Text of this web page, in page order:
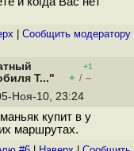
Cообщить модератору
T..."
+1
+ / –
Ноя-10, 23:24
купит в у
маршрутах.